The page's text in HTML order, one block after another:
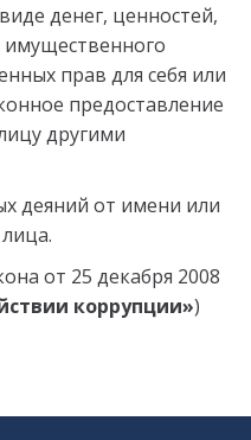
денег, ценностей,
имущественного
прав для себя или
предоставление
другими
деяний от имени или
от 25 декабря 2008
коррупции»)